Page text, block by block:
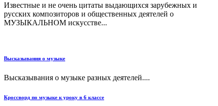
Известные и не очень цитаты выдающихся зарубежных и
русских композиторов и общественных деятелей о
МУЗЫКАЛЬНОМ искусстве...
Высказывания о музыке
Высказывания о музыке разных деятелей....
Кроссворд по музыке к уроку в 6 классе